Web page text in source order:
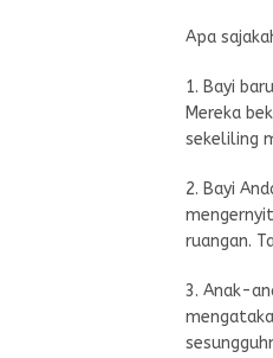
Apa
1. Bayi
Mereka
sekeliling
2. Bayi
ruangan.
3. Anak-